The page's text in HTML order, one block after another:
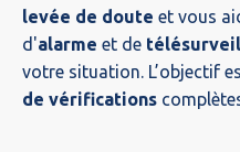
levée de doute et vous
d'alarme et de
votre situation. L’objectif
de vérifications